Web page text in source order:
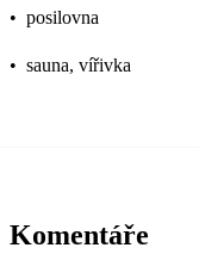
• posilovna
• sauna, vířivka
Komentáře